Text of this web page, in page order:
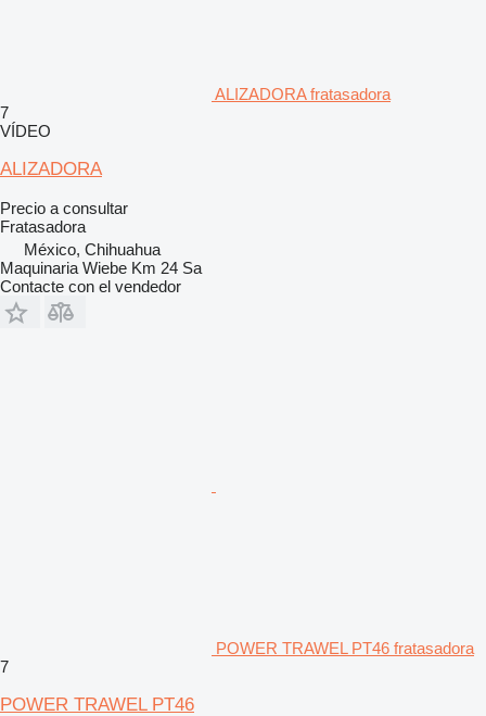
ALIZADORA fratasadora
7
VÍDEO
ALIZADORA
Precio a consultar
Fratasadora
México, Chihuahua
Maquinaria Wiebe Km 24 Sa
Contacte con el vendedor
POWER TRAWEL PT46 fratasadora
7
POWER TRAWEL PT46